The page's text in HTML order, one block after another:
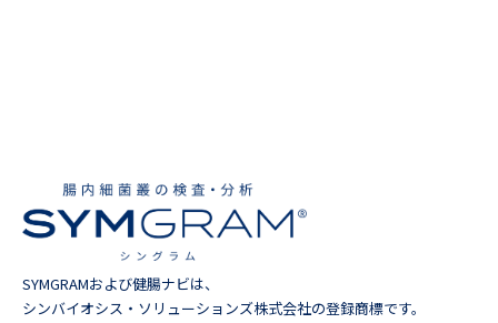
SYMGRAMおよび健腸ナビは、
シンバイオシス・ソリューションズ株式会社の登録商標です。